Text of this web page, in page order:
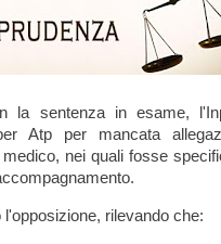
la sentenza in esame,
Atp per mancata
nei quali fosse
l'opposizione, rilevando che: